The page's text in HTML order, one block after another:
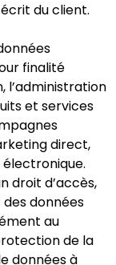
du client.
finalité
l’administration
et services
direct,
droit d’accès,
données
au
de la
données à